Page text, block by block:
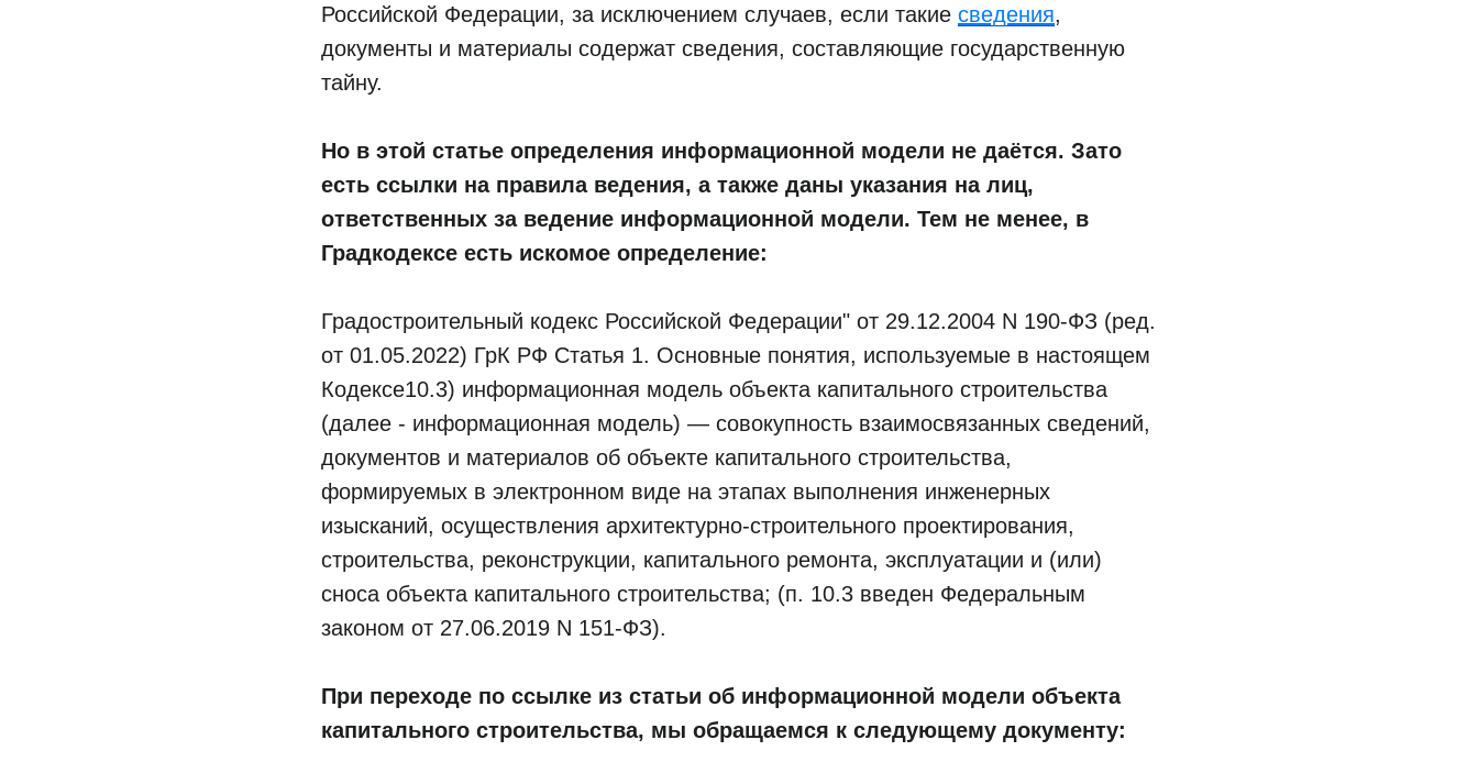
Российской Федерации, за исключением случаев, если такие сведения,
документы и материалы содержат сведения, составляющие государственную
тайну.
Но в этой статье определения информационной модели не даётся. Зато
есть ссылки на правила ведения, а также даны указания на лиц,
ответственных за ведение информационной модели. Тем не менее, в
Градкодексе есть искомое определение:
Градостроительный кодекс Российской Федерации" от 29.12.2004 N 190-ФЗ (ред.
от 01.05.2022) ГрК РФ Статья 1. Основные понятия, используемые в настоящем
Кодексе10.3) информационная модель объекта капитального строительства
(далее - информационная модель) — совокупность взаимосвязанных сведений,
документов и материалов об объекте капитального строительства,
формируемых в электронном виде на этапах выполнения инженерных
изысканий, осуществления архитектурно-строительного проектирования,
строительства, реконструкции, капитального ремонта, эксплуатации и (или)
сноса объекта капитального строительства; (п. 10.3 введен Федеральным
законом от 27.06.2019 N 151-ФЗ).
При переходе по ссылке из статьи об информационной модели объекта
капитального строительства, мы обращаемся к следующему документу: